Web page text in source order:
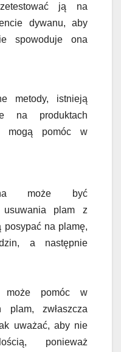
ją na
dywanu, aby
spowoduje ona
metody, istnieją
na produktach
mogą pomóc w
może być
usuwania plam z
posypać na plamę,
a następnie
może pomóc w
plam, zwłaszcza
uważać, aby nie
ponieważ